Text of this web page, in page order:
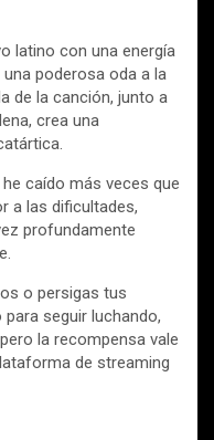
latino con una energía
poderosa oda a la
de la canción, junto a
crea una
caído más veces que
a las dificultades,
profundamente
o persigas tus
seguir luchando,
la recompensa vale
de streaming